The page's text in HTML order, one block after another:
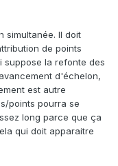
simultanée. Il doit
de points
suppose la refonte des
d'échelon,
est autre
points pourra se
long parce que ça
qui doit apparaitre